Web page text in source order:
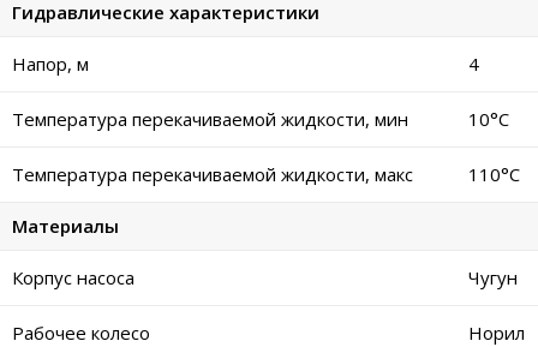
Гидравлические характеристики
Напор, м 4
Температура перекачиваемой жидкости, мин 10°C
Температура перекачиваемой жидкости, макс 110°C
Материалы
Корпус насоса Чугун
Рабочее колесо Норил